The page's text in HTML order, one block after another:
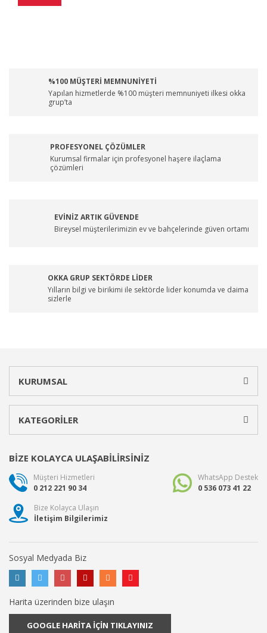
%100 MÜŞTERİ MEMNUNİYETİ
Yapılan hizmetlerde %100 müşteri memnuniyeti ilkesi okka
grup’ta
PROFESYONEL ÇÖZÜMLER
Kurumsal firmalar için profesyonel haşere ilaçlama
çözümleri
EVİNİZ ARTIK GÜVENDE
Bireysel müşterilerimizin ev ve bahçelerinde güven ortamı
OKKA GRUP SEKTÖRDE LİDER
Yılların bilgi ve birikimi ile sektörde lider konumda ve daima
sizlerle
KURUMSAL
KATEGORİLER
BİZE KOLAYCA ULAŞABİLİRSİNİZ
Müşteri Hizmetleri
0 212 221 90 34
WhatsApp Destek
0 536 073 41 22
Bize Kolayca Ulaşın
İletişim Bilgilerimiz
Sosyal Medyada Biz
Harita üzerinden bize ulaşın
GOOGLE HARİTA İÇİN TIKLAYINIZ